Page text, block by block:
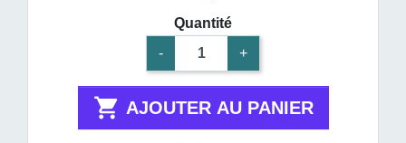
Quantité
-
+
 AJOUTER AU PANIER